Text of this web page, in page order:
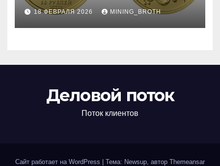
монеты: подробное
руководство
18 ФЕВРАЛЯ 2026 MINING_BROTH
Деловой поток
Поток клиентов
Сайт работает на WordPress Тема: Newsup, автор Themeansar